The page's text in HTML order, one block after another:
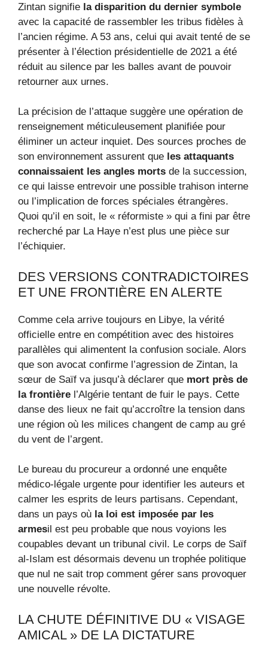
Zintan signifie la disparition du dernier symbole
avec la capacité de rassembler les tribus fidèles à
l’ancien régime. A 53 ans, celui qui avait tenté de se
présenter à l’élection présidentielle de 2021 a été
réduit au silence par les balles avant de pouvoir
retourner aux urnes.
La précision de l’attaque suggère une opération de
renseignement méticuleusement planifiée pour
éliminer un acteur inquiet. Des sources proches de
son environnement assurent que les attaquants
connaissaient les angles morts de la succession,
ce qui laisse entrevoir une possible trahison interne
ou l’implication de forces spéciales étrangères.
Quoi qu’il en soit, le « réformiste » qui a fini par être
recherché par La Haye n’est plus une pièce sur
l’échiquier.
DES VERSIONS CONTRADICTOIRES
ET UNE FRONTIÈRE EN ALERTE
Comme cela arrive toujours en Libye, la vérité
officielle entre en compétition avec des histoires
parallèles qui alimentent la confusion sociale. Alors
que son avocat confirme l’agression de Zintan, la
sœur de Saïf va jusqu’à déclarer que mort près de
la frontière l’Algérie tentant de fuir le pays. Cette
danse des lieux ne fait qu’accroître la tension dans
une région où les milices changent de camp au gré
du vent de l’argent.
Le bureau du procureur a ordonné une enquête
médico-légale urgente pour identifier les auteurs et
calmer les esprits de leurs partisans. Cependant,
dans un pays où la loi est imposée par les
armesil est peu probable que nous voyions les
coupables devant un tribunal civil. Le corps de Saïf
al-Islam est désormais devenu un trophée politique
que nul ne sait trop comment gérer sans provoquer
une nouvelle révolte.
LA CHUTE DÉFINITIVE DU « VISAGE
AMICAL » DE LA DICTATURE